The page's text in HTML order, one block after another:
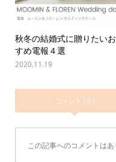
秋冬の結婚式に贈りたい
すめ電報４選
2020.11.19
コメント ( 0 )
この記事へのコメントはあ